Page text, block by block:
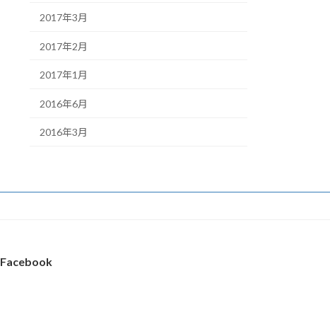
2017年3月
2017年2月
2017年1月
2016年6月
2016年3月
Facebook